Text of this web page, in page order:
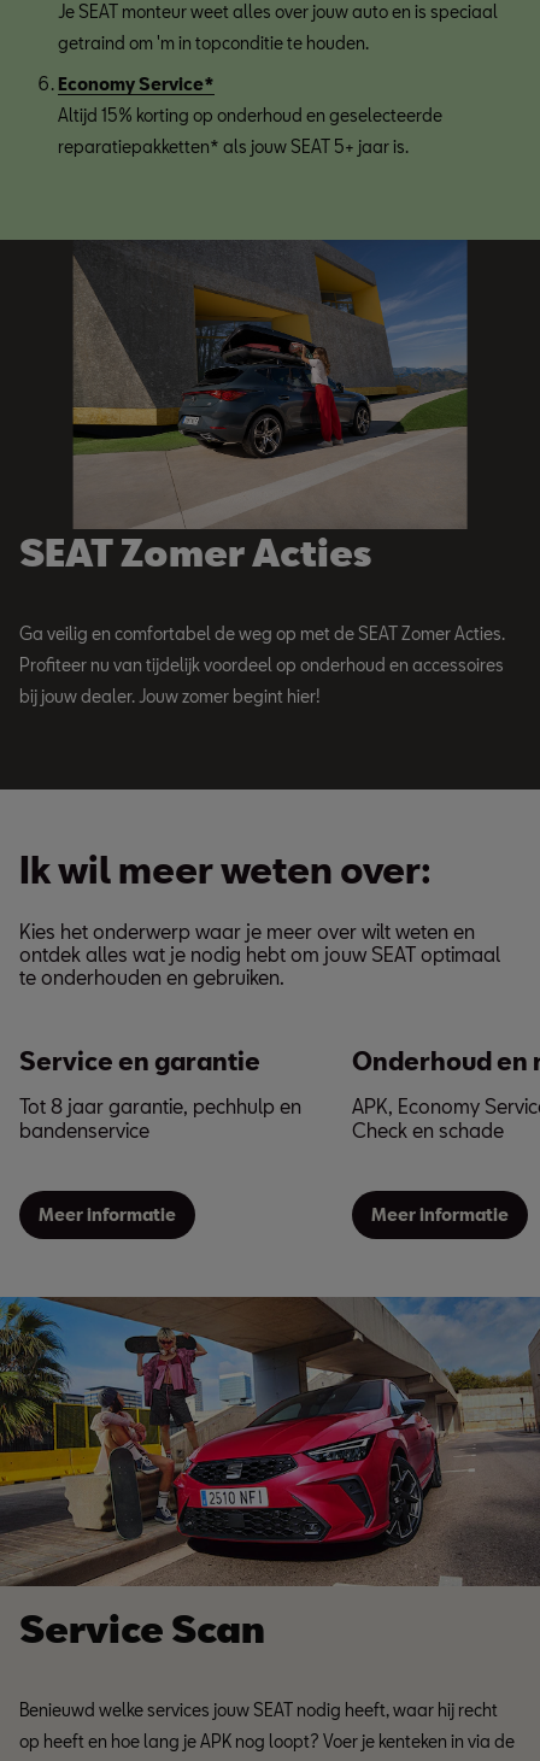
Je SEAT monteur weet alles over jouw auto en is speciaal
getraind om 'm in topconditie te houden.
Economy Service*
Altijd 15% korting op onderhoud en geselecteerde
reparatiepakketten* als jouw SEAT 5+ jaar is.
SEAT Zomer Acties
Ga veilig en comfortabel de weg op met de SEAT Zomer Acties.
Profiteer nu van tijdelijk voordeel op onderhoud en accessoires
bij jouw dealer. Jouw zomer begint hier!
Ik wil meer weten over:
Kies het onderwerp waar je meer over wilt weten en
ontdek alles wat je nodig hebt om jouw SEAT optimaal
te onderhouden en gebruiken.
Service en garantie
Tot 8 jaar garantie, pechhulp en
bandenservice
Meer informatie
Onderhoud en
APK, Economy
Check en schade
Meer informatie
Service Scan
Benieuwd welke services jouw SEAT nodig heeft, waar hij recht
op heeft en hoe lang je APK nog loopt? Voer je kenteken in via de